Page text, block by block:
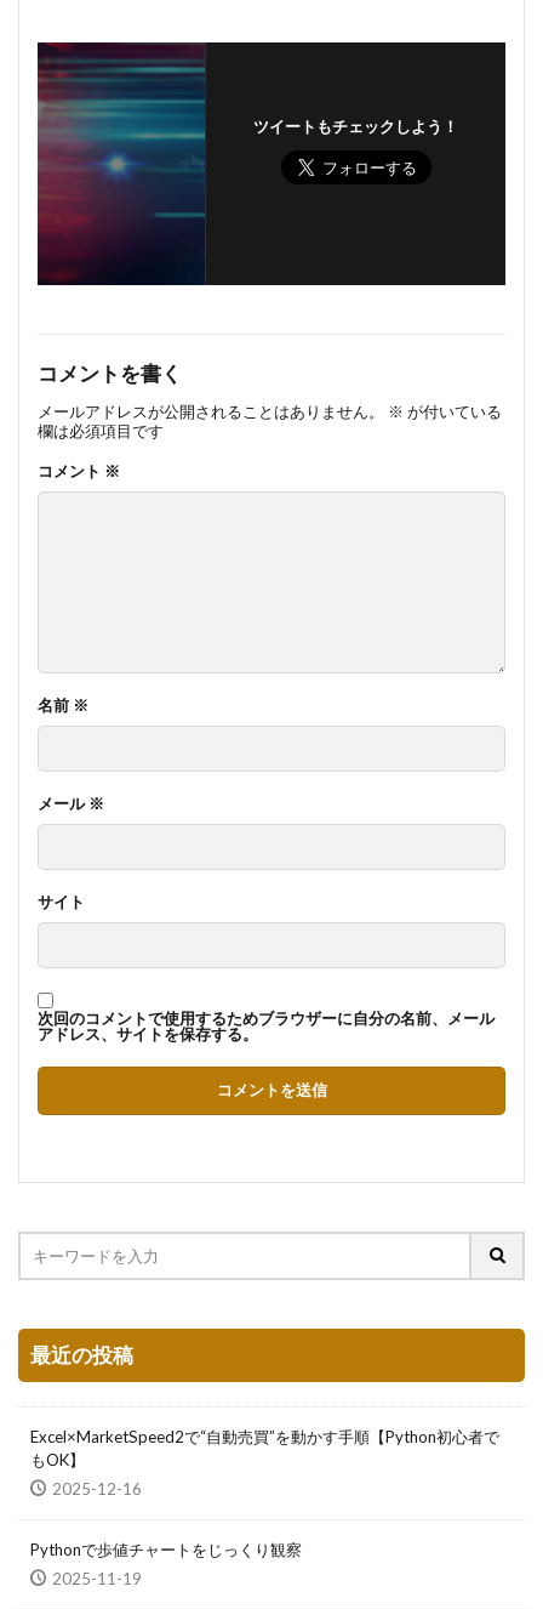
ツイートもチェックしよう！
コメントを書く
メールアドレスが公開されることはありません。 ※ が付いている
欄は必須項目です
コメント ※
名前 ※
メール ※
サイト
次回のコメントで使用するためブラウザーに自分の名前、メール
アドレス、サイトを保存する。
最近の投稿
Excel×MarketSpeed2で“自動売買”を動かす手順【Python初心者で
もOK】
2025-12-16
Pythonで歩値チャートをじっくり観察
2025-11-19